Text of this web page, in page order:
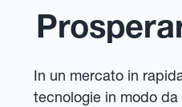
In un mercato in
tecnologie in modo